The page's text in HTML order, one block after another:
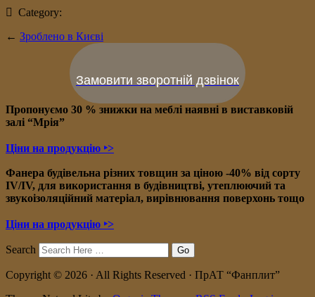
Category:
← Зроблено в Києві
Замовити зворотній дзвінок
Пропонуємо 30 % знижки на меблі наявні в виставковій
залі “Мрія”
Ціни на продукцію ‣>
Фанера будівельна різних товщин за ціною -40% від сорту
IV/IV, для використання в будівництві, утеплюючий та
звукоізоляційний матеріал, вирівнювання поверхонь тощо
Ціни на продукцію ‣>
Search
Copyright © 2026 · All Rights Reserved · ПрАТ “Фанплит”